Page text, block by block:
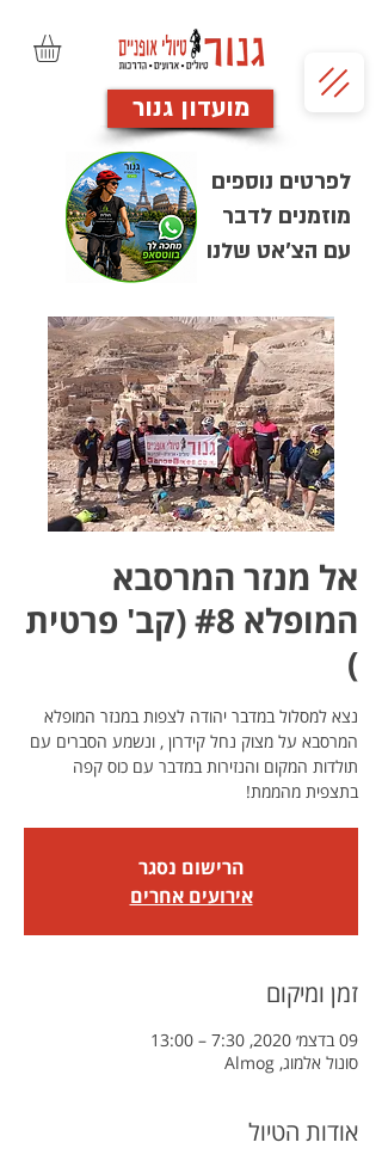
מועדון גנור
לפרטים נוספים
מוזמנים לדבר
עם הצ'אט שלנו
אל מנזר המרסבא
המופלא #8 (קב' פרטית
)
נצא למסלול במדבר יהודה לצפות במנזר המופלא
המרסבא על מצוק נחל קידרון , ונשמע הסברים עם
תולדות המקום והנזירות במדבר עם כוס קפה
בתצפית מהממת!
הרישום נסגר
אירועים אחרים
זמן ומיקום
09 בדצמ׳ 2020, 7:30 – 13:00
סונול אלמוג, Almog
אודות הטיול